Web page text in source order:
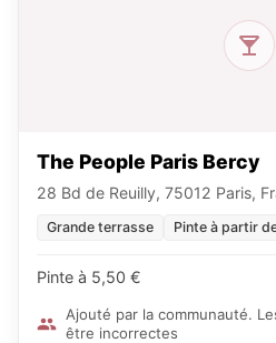
The People Paris Bercy
28 Bd de Reuilly, 75012 Paris,
Grande terrasse Pinte à partir
Pinte à 5,50 €
Ajouté par la communauté.
être incorrectes